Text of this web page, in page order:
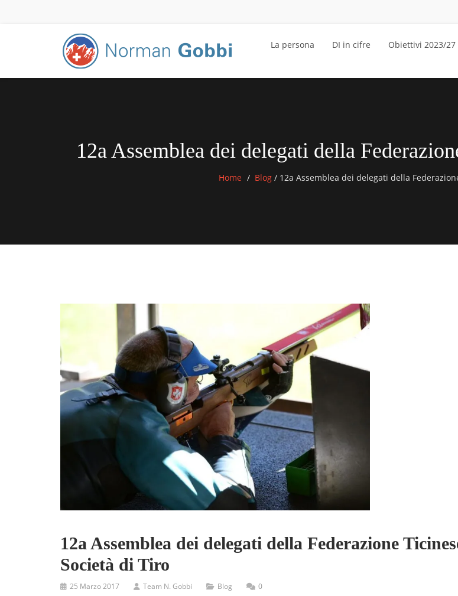
La persona DI in cifre Obiettivi 2023/27
12a Assemblea dei delegati della
Home Blog /12a Assemblea dei delegati della
12a Assemblea dei delegati della Federazione
Società di Tiro
25 Marzo 2017 Team N. Gobbi Blog 0